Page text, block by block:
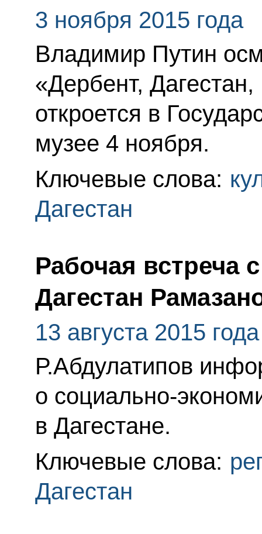
3 ноября 2015 года
Владимир Путин
«Дербент,
откроется в
музее 4 ноября.
Ключевые слова:
Дагестан
Рабочая встреча
Дагестан
13 августа 2015 года
Р.Абдулатипов
о социально-
в Дагестане.
Ключевые слова:
Дагестан